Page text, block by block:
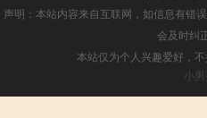
声明：本站内容来自互联网，如信息有错
会及时纠
本站仅为个人兴趣爱好，
小男